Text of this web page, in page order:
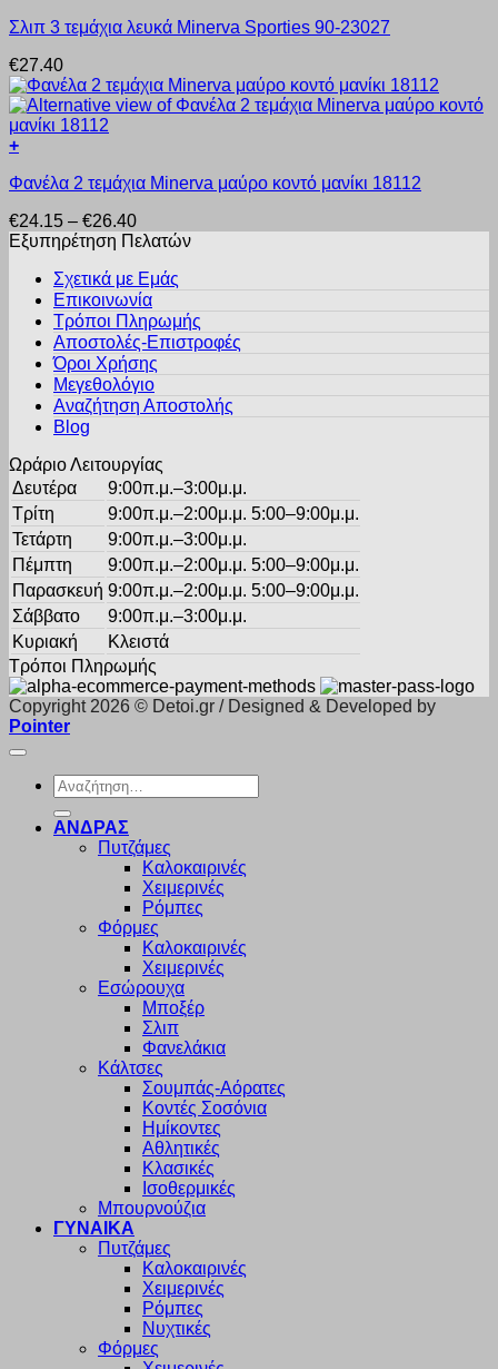
προϊόντος
να
στη
σελίδα
του
προϊόντος
το
έχει
πολλαπλές
παραλλαγές.
Οι
επιλογές
να
στη
σελίδα
προϊόντος
Σλιπ 3 τεμάχια λευκά Minerva Sporties 90-23027
€27.40
+
το
έχει
πολλαπλές
επιλογές
μπορούν
επιλεγούν
σελίδα
Φανέλα 2 τεμάχια Minerva μαύρο κοντό μανίκι 18112
€24.15 – €26.40Price
range:
through
€26.40
Εξυπηρέτηση Πελατών
Σχετικά με Εμάς
Επικοινωνία
Τρόποι Πληρωμής
Αποστολές-Επιστροφές
Όροι Χρήσης
Μεγεθολόγιο
Αναζήτηση Αποστολής
Blog
Ωράριο Λειτουργίας
Δευτέρα
9:00π.μ.–3:00μ.μ.
Τρίτη
9:00π.μ.–2:00μ.μ. 5:00–9:00μ.μ.
Τετάρτη
9:00π.μ.–3:00μ.μ.
Πέμπτη
9:00π.μ.–2:00μ.μ. 5:00–9:00μ.μ.
Παρασκευή 9:00π.μ.–2:00μ.μ. 5:00–9:00μ.μ.
Σάββατο
9:00π.μ.–3:00μ.μ.
Κυριακή
Κλειστά
Τρόποι Πληρωμής
Copyright 2026 © Detoi.gr / Designed & Developed by
Pointer
Αναζήτηση
για:
ΑΝΔΡΑΣ
Πυτζάμες
Καλοκαιρινές
Χειμερινές
Ρόμπες
Φόρμες
Καλοκαιρινές
Χειμερινές
Εσώρουχα
Μποξέρ
Σλιπ
Φανελάκια
Κάλτσες
Σουμπάς-Αόρατες
Κοντές Σοσόνια
Ημίκοντες
Αθλητικές
Κλασικές
Ισοθερμικές
Μπουρνούζια
ΓΥΝΑΙΚΑ
Πυτζάμες
Καλοκαιρινές
Χειμερινές
Ρόμπες
Νυχτικές
Φόρμες